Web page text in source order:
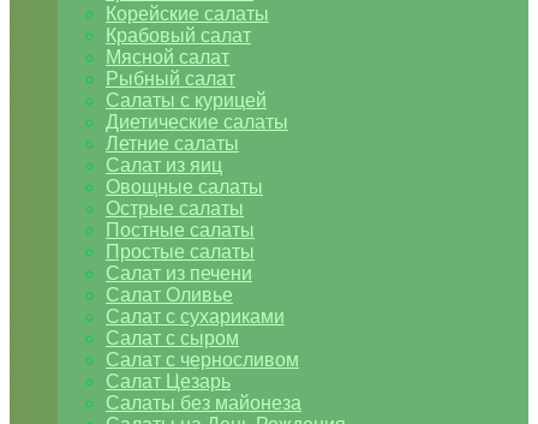
Корейские салаты
Крабовый салат
Мясной салат
Рыбный салат
Салаты с курицей
Диетические салаты
Летние салаты
Салат из яиц
Овощные салаты
Острые салаты
Постные салаты
Простые салаты
Салат из печени
Салат Оливье
Салат с сухариками
Салат с сыром
Салат с черносливом
Салат Цезарь
Салаты без майонеза